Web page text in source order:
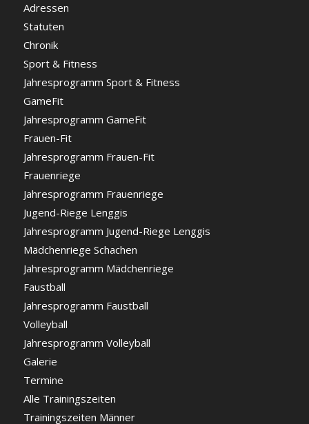
Adressen
Statuten
Chronik
Sport & Fitness
Jahresprogramm Sport & Fitness
GameFit
Jahresprogramm GameFit
Frauen-Fit
Jahresprogramm Frauen-Fit
Frauenriege
Jahresprogramm Frauenriege
Jugend-Riege Lenggis
Jahresprogramm Jugend-Riege Lenggis
Mädchenriege Schachen
Jahresprogramm Mädchenriege
Faustball
Jahresprogramm Faustball
Volleyball
Jahresprogramm Volleyball
Galerie
Termine
Alle Trainingszeiten
Trainingszeiten Männer